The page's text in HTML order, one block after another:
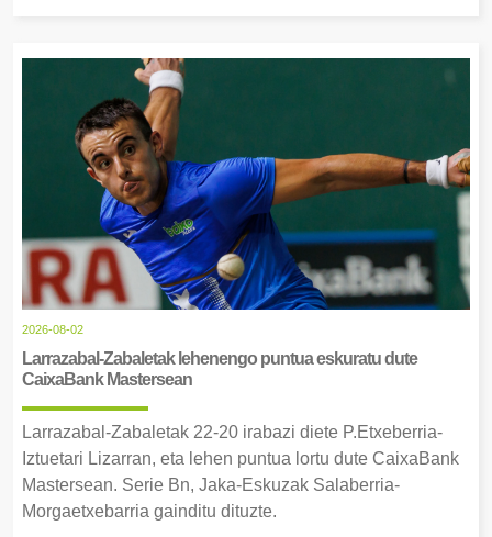
2026-08-02
Larrazabal-Zabaletak lehenengo puntua eskuratu dute
CaixaBank Mastersean
Larrazabal-Zabaletak 22-20 irabazi diete P.Etxeberria-
Iztuetari Lizarran, eta lehen puntua lortu dute CaixaBank
Mastersean. Serie Bn, Jaka-Eskuzak Salaberria-
Morgaetxebarria gainditu dituzte.